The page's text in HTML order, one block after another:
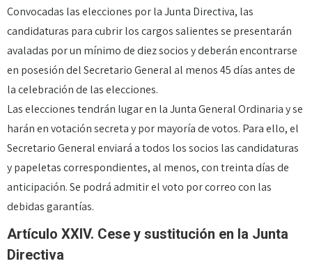
Convocadas las elecciones por la Junta Directiva, las
candidaturas para cubrir los cargos salientes se presentarán
avaladas por un mínimo de diez socios y deberán encontrarse
en posesión del Secretario General al menos 45 días antes de
la celebración de las elecciones.
Las elecciones tendrán lugar en la Junta General Ordinaria y se
harán en votación secreta y por mayoría de votos. Para ello, el
Secretario General enviará a todos los socios las candidaturas
y papeletas correspondientes, al menos, con treinta días de
anticipación. Se podrá admitir el voto por correo con las
debidas garantías.
Artículo XXIV. Cese y sustitución en la Junta
Directiva